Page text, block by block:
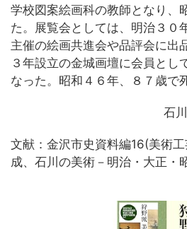
学校図案絵画科の教師となり、
た。展覧会としては、明治３０
主催の絵画共進会や品評会に出
３年設立の金城画壇に会員とし
なった。昭和４６年、８７歳で
石
文献：金沢市史資料編16(美術
成、石川の美術－明治・大正・